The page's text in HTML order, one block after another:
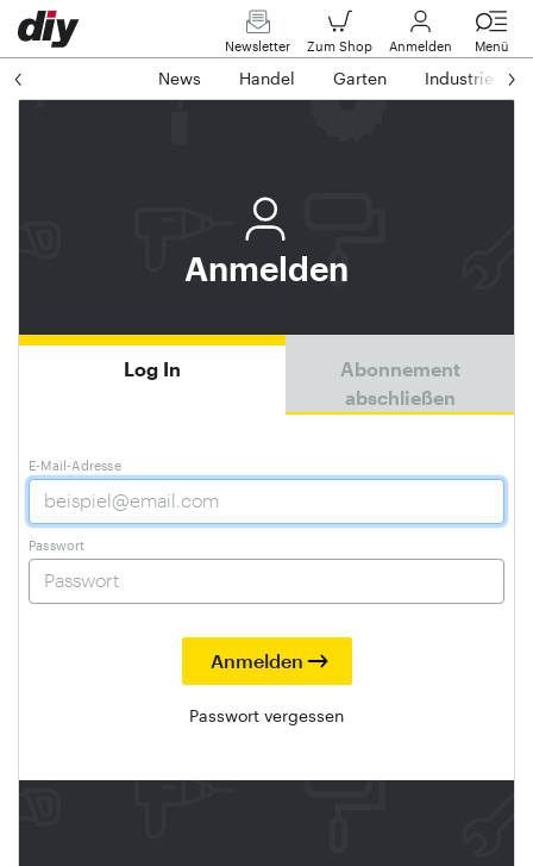
Newsletter Zum Shop Anmelden Menü
News Handel Garten Industrie
Anmelden
Log In
Abonnement
abschließen
E-Mail-Adresse
Passwort
Passwort vergessen